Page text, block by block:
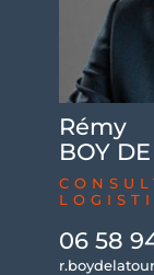
Rémy
BOY
06 58 94